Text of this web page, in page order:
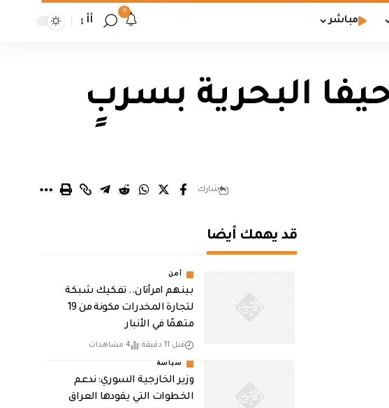
مباشر
9
أأ
البحرية بسربٍ
شارك
قد يهمك أيضا
أمن
بينهم امرأتان.. تفكيك شبكة
لتجارة المخدرات مكونة من 19
متهمًا في الأنبار
قبل 11 دقيقة 4 مشاهدات
سياسة
وزير الخارجية السوري: ندعم
الخطوات التي يقودها العراق